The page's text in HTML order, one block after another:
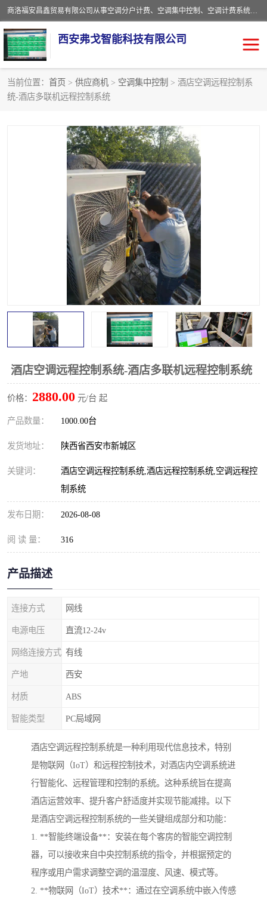
商洛福安昌鑫贸易有限公司从事空调分户计费、空调集中控制、空调计费系统、空调远程控制、中央空调分户计费、中央空调集中控制等产品的销售与安装。。语音控制，解放双手，让用户畅享安全、健康、便利、舒适、节能、愉悦的物联网智慧生活，我们竭诚为您提供住宅、别墅、公寓的智能家居化、智能办公化，智能酒店的解决方案。
西安弗戈智能科技有限公司
当前位置： 首页 > 供应商机 > 空调集中控制 > 酒店空调远程控制系
统-酒店多联机远程控制系统
酒店空调远程控制系统-酒店多联机远程控制系统
价格： 2880.00 元/台 起
产品数量： 1000.00台
发货地址： 陕西省西安市新城区
关键词：
酒店空调远程控制系统,酒店远程控制系统,空调远程控
制系统
发布日期： 2026-08-08
阅 读 量： 316
产品描述
连接方式 网线
电源电压 直流12-24v
网络连接方式 有线
产地 西安
材质 ABS
智能类型 PC局域网
酒店空调远程控制系统是一种利用现代信息技术，特别
是物联网（IoT）和远程控制技术，对酒店内空调系统进
行智能化、远程管理和控制的系统。这种系统旨在提高
酒店运营效率、提升客户舒适度并实现节能减排。以下
是酒店空调远程控制系统的一些关键组成部分和功能：
1. **智能终端设备**：安装在每个客房的智能空调控制
器，可以接收来自中央控制系统的指令，并根据预定的
程序或用户需求调整空调的温湿度、风速、模式等。
2. **物联网（IoT）技术**：通过在空调系统中嵌入传感
中央空调集中控制
中央空调分户计费 空调远程控制
空调计费系统 空调分户计费
中央空调计费系统 空调分户计费系统